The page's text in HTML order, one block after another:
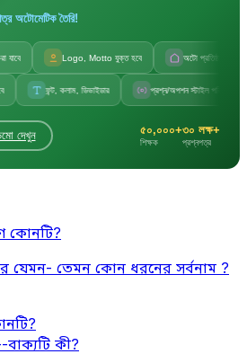
অটোমেটিক তৈরি!
Logo, Motto যুক্ত হবে অটো প্রতিষ্ঠানের নাম
ফন্ট, কলাম, ডিভাইডার প্রশ্ন/অপশন স্টাইল পরিবর্তন
দেখুন ৫০,০০০+
শিক্ষক
৩০ লক্ষ+
প্রশ্নপত্র
কোনটি?
যেমন- তেমন কোন ধরনের সর্বনাম ?
কী?